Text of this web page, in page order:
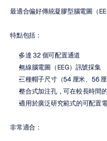
最適合偏好傳統凝膠型腦電圖（
特點包括：
多達 32 個可配置通道
無線腦電圖（EEG）訊號採集
三種帽子尺寸（54 厘米、56 厘
整合式加注孔，可在較長時間
適用於廣泛研究範式的可配置
非常適合：